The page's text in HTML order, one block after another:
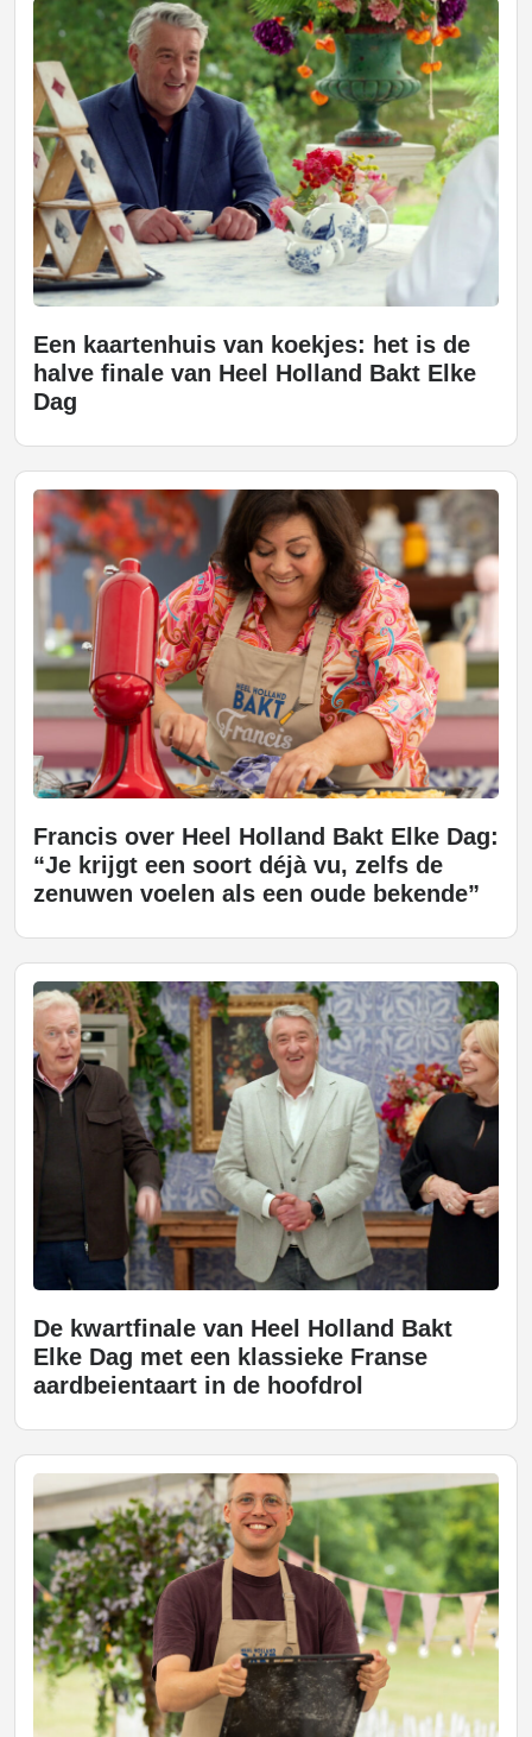
Een kaartenhuis van koekjes: het is de
halve finale van Heel Holland Bakt Elke
Dag
Francis over Heel Holland Bakt Elke Dag:
“Je krijgt een soort déjà vu, zelfs de
zenuwen voelen als een oude bekende”
De kwartfinale van Heel Holland Bakt
Elke Dag met een klassieke Franse
aardbeientaart in de hoofdrol